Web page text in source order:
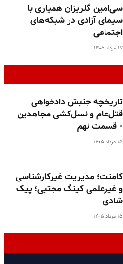
سی‌امین گلریزان همیاری با
سیمای آزادی در شبکه‌های
اجتماعی
۱۷ مرداد ۱۴۰۵
تاریخچه جنبش دادخواهی
قتل‌عام و نسل‌کشی مجاهدین
- قسمت نهم
۱۵ مرداد ۱۴۰۵
کامنت؛ مدیریت غیرکارشناسی
و غیرعلمی کینگ مجتبی؛ پیک
شادی
۱۵ مرداد ۱۴۰۵